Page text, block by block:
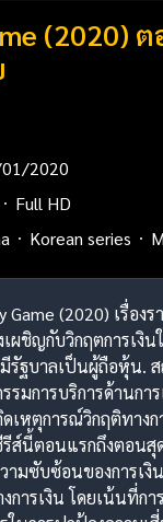
(2020)
2020
Full HD
Korean series
Game (2020) เรื่อง
ผชิญกับวิกฤตการเงิ
มีรัฐบาลเป็นผู้ถือหุ้น.
มการบริการด้านกา
เหตุการณ์วิกฤติทาง
รีส์นี้ตอนแรกถึงตอน
ามซับซ้อนของการเงิ
การเงิน โดยเน้นที่ก